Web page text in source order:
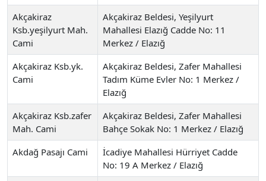
Akçakiraz
Ksb.yeşilyurt Mah.
Cami
Akçakiraz Beldesi, Yeşilyurt
Mahallesi Elazığ Cadde No: 11
Merkez / Elazığ
Akçakiraz Ksb.yk.
Cami
Akçakiraz Beldesi, Zafer Mahallesi
Tadım Küme Evler No: 1 Merkez /
Elazığ
Akçakiraz Ksb.zafer
Mah. Cami
Akçakiraz Beldesi, Zafer Mahallesi
Bahçe Sokak No: 1 Merkez / Elazığ
Akdağ Pasajı Cami
İcadiye Mahallesi Hürriyet Cadde
No: 19 A Merkez / Elazığ